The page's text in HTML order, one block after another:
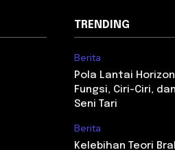
TRENDING
Berita
Pola Lantai
Fungsi, Ciri-Ciri,
Seni Tari
Berita
Kelebihan Teori